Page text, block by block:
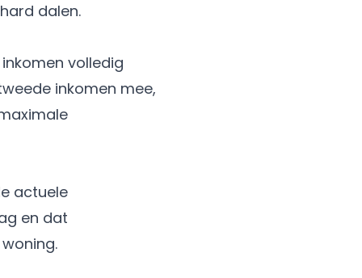
dalen.
volledig
inkomen mee,
actuele
en dat